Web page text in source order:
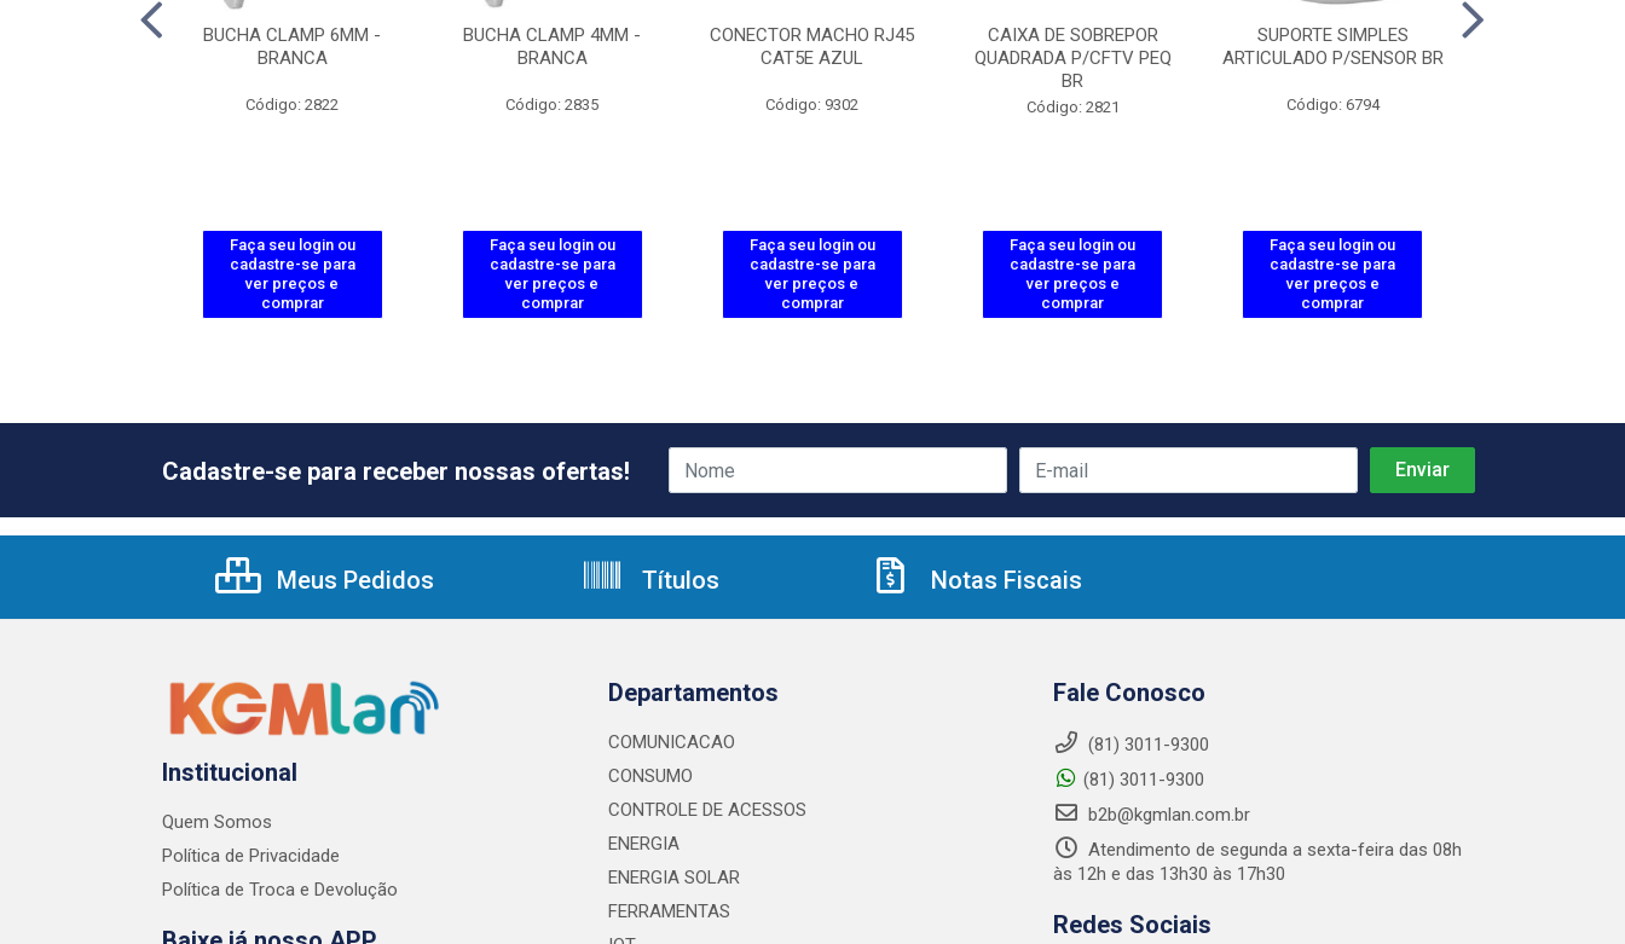
BUCHA CLAMP 6MM -
BRANCA
Código: 2822
Faça seu login ou
cadastre-se para
ver preços e
comprar
BUCHA CLAMP 4MM -
BRANCA
Código: 2835
Faça seu login ou
cadastre-se para
ver preços e
comprar
CONECTOR MACHO RJ45
CAT5E AZUL
Código: 9302
Faça seu login ou
cadastre-se para
ver preços e
comprar
CAIXA DE SOBREPOR
QUADRADA P/CFTV PEQ
BR
Código: 2821
Faça seu login ou
cadastre-se para
ver preços e
comprar
SUPORTE SIMPLES
ARTICULADO P/SENSOR BR
Código: 6794
Faça seu login ou
cadastre-se para
ver preços e
comprar
Cadastre-se para receber nossas ofertas!
Meus Pedidos Títulos Notas Fiscais
Institucional
Quem Somos
Política de Privacidade
Política de Troca e Devolução
Departamentos
COMUNICACAO
CONSUMO
CONTROLE DE ACESSOS
ENERGIA
ENERGIA SOLAR
FERRAMENTAS
Fale Conosco
(81) 3011-9300
(81) 3011-9300
b2b@kgmlan.com.br
Atendimento de segunda a sexta-feira das 08h
às 12h e das 13h30 às 17h30
Redes Sociais